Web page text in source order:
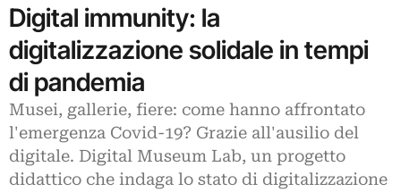
Digital immunity: la
digitalizzazione solidale in tempi
di pandemia
Musei, gallerie, fiere: come hanno affrontato
l'emergenza Covid-19? Grazie all'ausilio del
digitale. Digital Museum Lab, un progetto
didattico che indaga lo stato di digitalizzazione